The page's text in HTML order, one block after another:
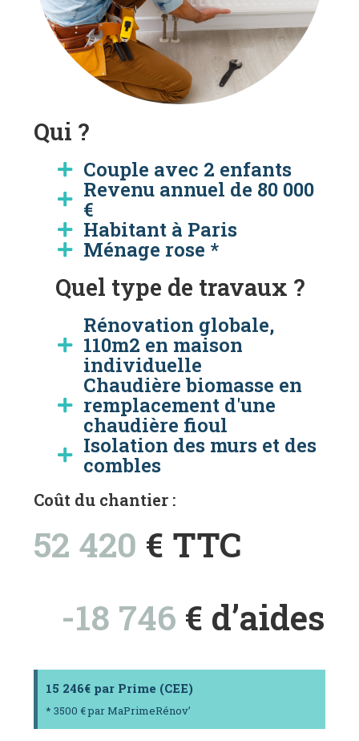
Qui ?
Couple avec 2 enfants
Revenu annuel de 80 000
€
Habitant à Paris
Ménage rose *
Quel type de travaux ?
Rénovation globale,
110m2 en maison
individuelle
Chaudière biomasse en
remplacement d'une
chaudière fioul
Isolation des murs et des
combles
Coût du chantier :
52 420 € TTC
-18 746 € d’aides
15 246€ par Prime (CEE)
* 3500 € par MaPrimeRénov’